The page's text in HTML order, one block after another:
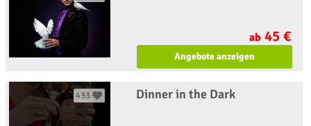
ab 45 €
Angebote anzeigen
433 Dinner in the Dark